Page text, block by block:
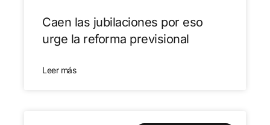
Caen las jubilaciones por eso
urge la reforma previsional
Leer más